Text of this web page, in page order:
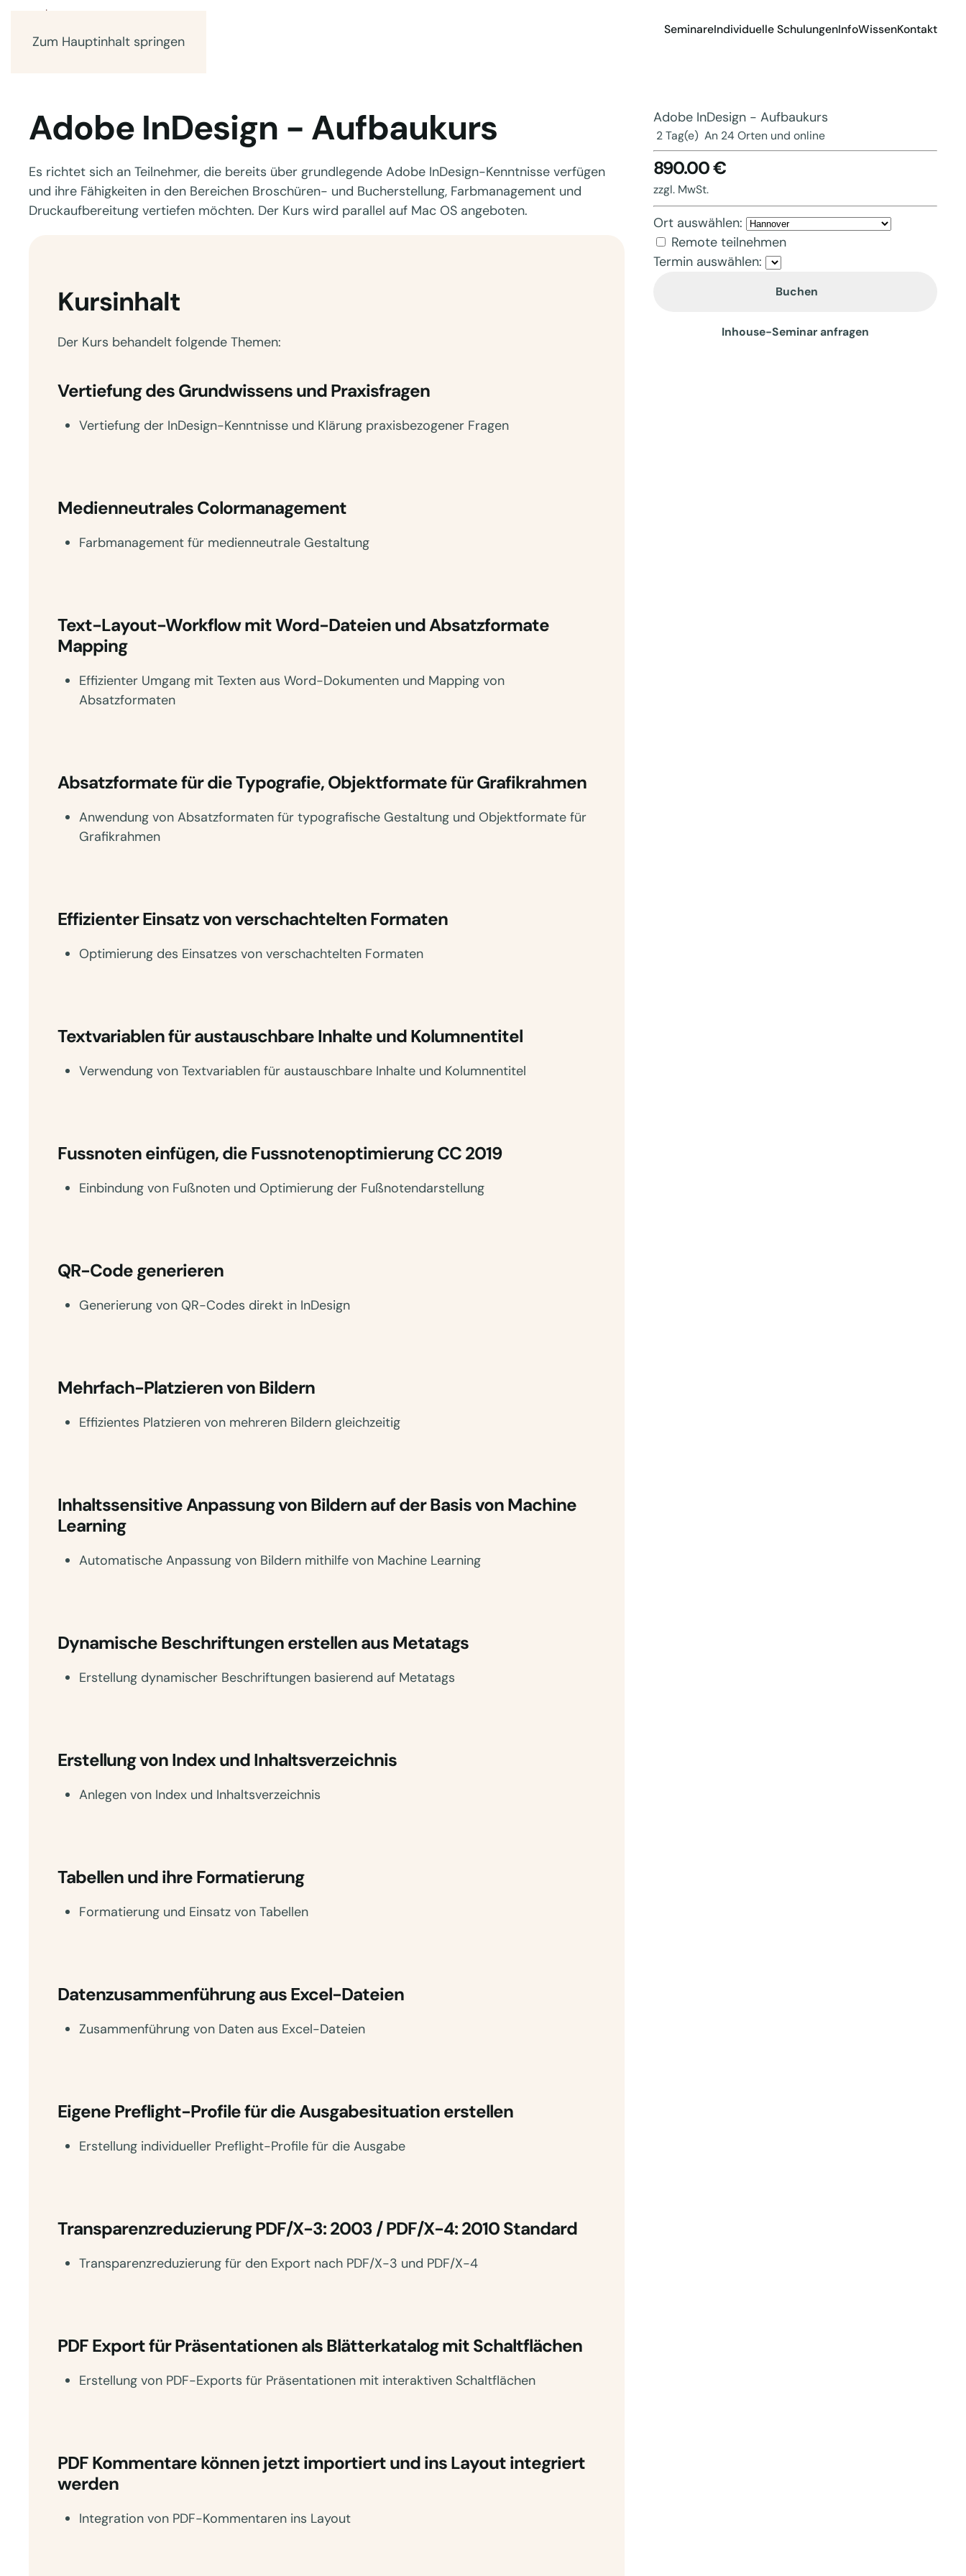
Zum Hauptinhalt springen
SeminareIndividuelle SchulungenInfoWissenKontakt
Adobe InDesign - Aufbaukurs
Es richtet sich an Teilnehmer, die bereits über grundlegende Adobe InDesign-Kenntnisse verfügen
und ihre Fähigkeiten in den Bereichen Broschüren- und Bucherstellung, Farbmanagement und
Druckaufbereitung vertiefen möchten. Der Kurs wird parallel auf Mac OS angeboten.
Kursinhalt
Der Kurs behandelt folgende Themen:
Vertiefung des Grundwissens und Praxisfragen
Vertiefung der InDesign-Kenntnisse und Klärung praxisbezogener Fragen
Medienneutrales Colormanagement
Farbmanagement für medienneutrale Gestaltung
Text-Layout-Workflow mit Word-Dateien und Absatzformate
Mapping
Effizienter Umgang mit Texten aus Word-Dokumenten und Mapping von
Absatzformaten
Absatzformate für die Typografie, Objektformate für Grafikrahmen
Anwendung von Absatzformaten für typografische Gestaltung und Objektformate für
Grafikrahmen
Effizienter Einsatz von verschachtelten Formaten
Optimierung des Einsatzes von verschachtelten Formaten
Textvariablen für austauschbare Inhalte und Kolumnentitel
Verwendung von Textvariablen für austauschbare Inhalte und Kolumnentitel
Fussnoten einfügen, die Fussnotenoptimierung CC 2019
Einbindung von Fußnoten und Optimierung der Fußnotendarstellung
QR-Code generieren
Generierung von QR-Codes direkt in InDesign
Mehrfach-Platzieren von Bildern
Effizientes Platzieren von mehreren Bildern gleichzeitig
Inhaltssensitive Anpassung von Bildern auf der Basis von Machine
Learning
Automatische Anpassung von Bildern mithilfe von Machine Learning
Dynamische Beschriftungen erstellen aus Metatags
Erstellung dynamischer Beschriftungen basierend auf Metatags
Erstellung von Index und Inhaltsverzeichnis
Anlegen von Index und Inhaltsverzeichnis
Tabellen und ihre Formatierung
Formatierung und Einsatz von Tabellen
Datenzusammenführung aus Excel-Dateien
Zusammenführung von Daten aus Excel-Dateien
Eigene Preflight-Profile für die Ausgabesituation erstellen
Erstellung individueller Preflight-Profile für die Ausgabe
Transparenzreduzierung PDF/X-3: 2003 / PDF/X-4: 2010 Standard
Transparenzreduzierung für den Export nach PDF/X-3 und PDF/X-4
PDF Export für Präsentationen als Blätterkatalog mit Schaltflächen
Erstellung von PDF-Exports für Präsentationen mit interaktiven Schaltflächen
PDF Kommentare können jetzt importiert und ins Layout integriert
werden
Integration von PDF-Kommentaren ins Layout
Adobe InDesign - Aufbaukurs
2 Tag(e) An 24 Orten und online
890.00 €
zzgl. MwSt.
Ort auswählen:
Remote teilnehmen
Termin auswählen:
Buchen
Inhouse-Seminar anfragen